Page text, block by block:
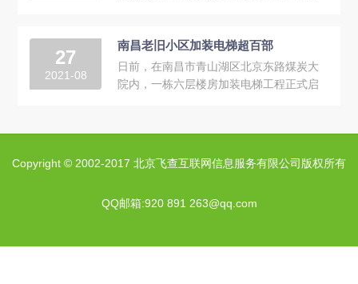
27
2021-08
南昌老旧小区加装电梯超百部
日前，在南昌市青山湖区北京东路煤炭大
院内，一栋六层楼房加装电梯工程正式启
Copyright © 2002-2017 北京飞查互联网信息服务有限公司版权所有
QQ邮箱:920 891 263@qq.com